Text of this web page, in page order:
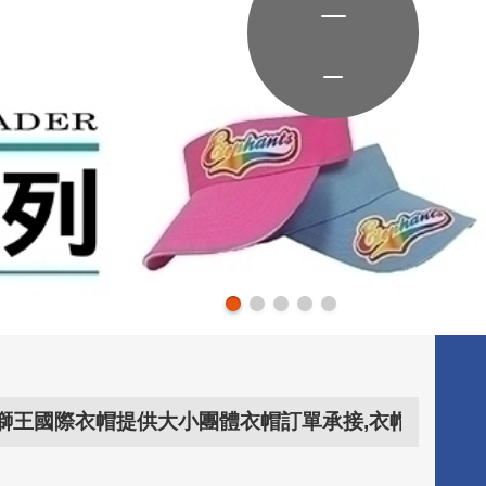
帽提供大小團體衣帽訂單承接,衣帽問題交給..衣帽